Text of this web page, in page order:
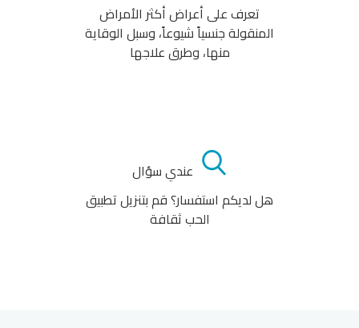
تعرف على أعراض أكثر الأمراض
المنقولة جنسياً شيوعاً، وسبل الوقاية
منها، وطرق علاجها
عندي سؤال
هل لديكم استفسار؟ قم بتنزيل تطبيق
الحب ثقافة